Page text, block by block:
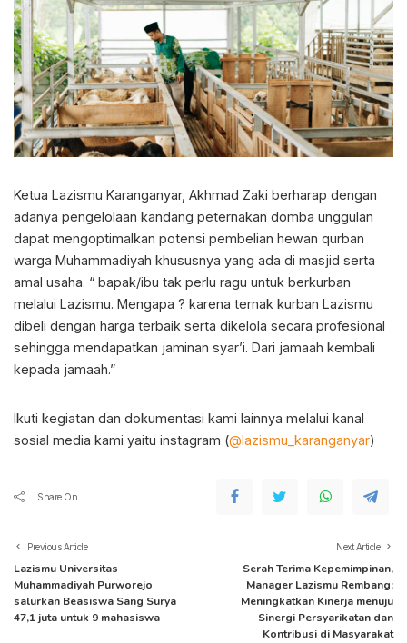
Ketua Lazismu Karanganyar, Akhmad Zaki berharap dengan
adanya pengelolaan kandang peternakan domba unggulan
dapat mengoptimalkan potensi pembelian hewan qurban
warga Muhammadiyah khususnya yang ada di masjid serta
amal usaha. “ bapak/ibu tak perlu ragu untuk berkurban
melalui Lazismu. Mengapa ? karena ternak kurban Lazismu
dibeli dengan harga terbaik serta dikelola secara profesional
sehingga mendapatkan jaminan syar’i. Dari jamaah kembali
kepada jamaah.”
Ikuti kegiatan dan dokumentasi kami lainnya melalui kanal
sosial media kami yaitu instagram (@lazismu_karanganyar)
Share On
Previous Article
Lazismu Universitas
Muhammadiyah Purworejo
salurkan Beasiswa Sang Surya
47,1 juta untuk 9 mahasiswa
Next Article
Serah Terima Kepemimpinan,
Manager Lazismu Rembang:
Meningkatkan Kinerja menuju
Sinergi Persyarikatan dan
Kontribusi di Masyarakat